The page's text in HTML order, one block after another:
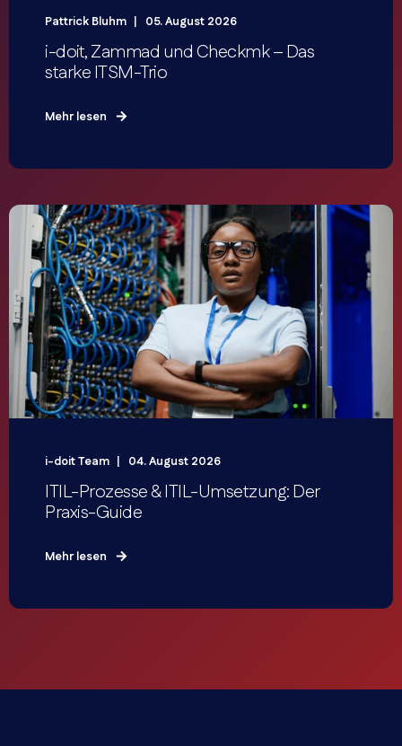
Pattrick Bluhm 05. August 2026
i-doit, Zammad und Checkmk – Das
starke ITSM-Trio
Mehr lesen
i-doit Team 04. August 2026
ITIL-Prozesse & ITIL-Umsetzung: Der
Praxis-Guide
Mehr lesen